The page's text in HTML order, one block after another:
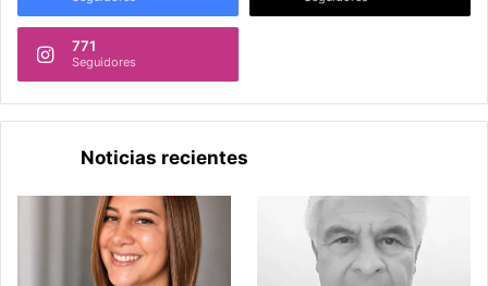
771
Seguidores
Noticias recientes